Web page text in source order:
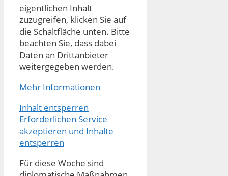
eigentlichen Inhalt
zuzugreifen, klicken Sie auf
die Schaltfläche unten. Bitte
beachten Sie, dass dabei
Daten an Drittanbieter
weitergegeben werden.
Mehr Informationen
Inhalt entsperren
Erforderlichen Service
akzeptieren und Inhalte
entsperren
Für diese Woche sind